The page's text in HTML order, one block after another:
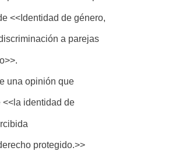
<<Identidad de género,
a parejas
una opinión que
identidad de
protegido.>>